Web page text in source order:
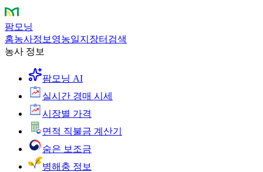
팜모닝
홈농사정보 영농일지 장터 검색
농사 정보
팜모닝 AI
실시간 경매 시세
시장별 가격
면적 직불금 계산기
숨은 보조금
병해충 정보